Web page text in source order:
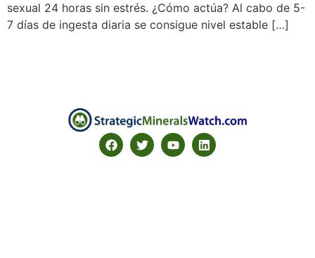
sexual 24 horas sin estrés. ¿Cómo actúa? Al cabo de 5-
7 días de ingesta diaria se consigue nivel estable […]